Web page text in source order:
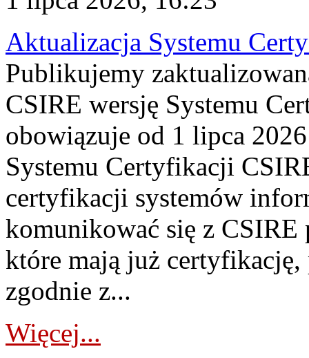
Aktualizacja Systemu
Publikujemy
CSIRE wersję Systemu
obowiązuje od 1 lipca
Systemu Certyfikacji
certyfikacji systemów
komunikować się z
które mają już
zgodnie z...
Więcej...